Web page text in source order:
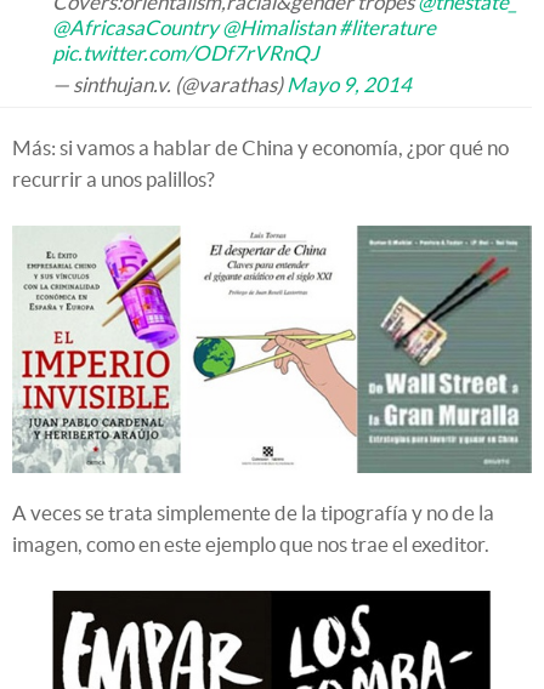
@AfricasaCountry @Himalistan #literature
pic.twitter.com/ODf7rVRnQJ
— sinthujan.v. (@varathas)Mayo 9, 2014
Más: si vamos a hablar de China y economía, ¿por qué no
recurrir a unos palillos?
A veces se trata simplemente de la tipografía y no de la
imagen, como en este ejemplo que nos trae el exeditor.